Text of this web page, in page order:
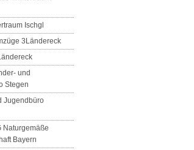
Ischgl
3Ländereck
und
Stegen
Jugendbüro
Naturgemäße
Bayern